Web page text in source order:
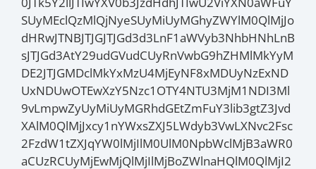
SUyMEclQzMlQjNyeSUyMiUyMGhyZWYlM0QlMjJo
dHRwJTNBJTJGJTJGd3d3LnF1aWVyb3NhbHNhLnB
sJTJGd3AtY29udGVudCUyRnVwbG9hZHMlMkYyM
DE2JTJGMDclMkYxMzU4MjEyNF8xMDUyNzExND
UxNDUwOTEwXzY5Nzc1OTY4NTU3MjM1NDI3Ml
9vLmpwZyUyMiUyMGRhdGEtZmFuY3lib3gtZ3Jvd
XAlM0QlMjJxcy1nYWxsZXJ5LWdyb3VwLXNvc2Fsc
2FzdW1tZXJqYW0lMjIlM0UlM0NpbWclMjB3aWR0
aCUzRCUyMjEwMjQlMjIlMjBoZWlnaHQlM0QlMjI2